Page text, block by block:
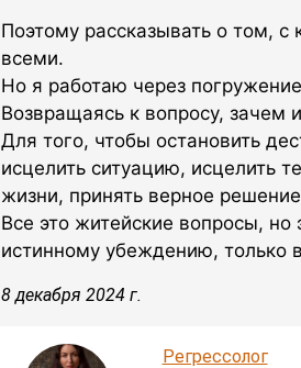
Поэтому рассказывать о том,
всеми.
Но я работаю через
Возвращаясь к вопросу, зачем
Для того, чтобы остановить
исцелить ситуацию, исцелить
жизни, принять верное
Все это житейские вопросы,
истинному убеждению, только
8 декабря 2024 г.
Регрессолог